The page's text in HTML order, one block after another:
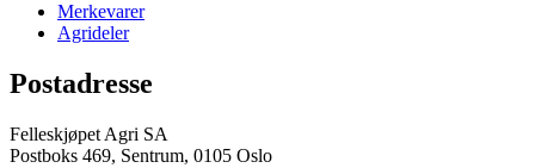
Merkevarer
Agrideler
Postadresse
Felleskjøpet Agri SA
Postboks 469, Sentrum, 0105 Oslo